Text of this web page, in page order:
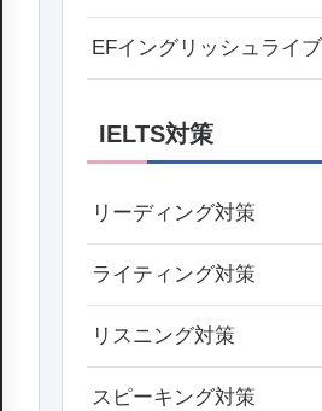
EFイングリッシュライブ
IELTS対策
リーディング対策
ライティング対策
リスニング対策
スピーキング対策